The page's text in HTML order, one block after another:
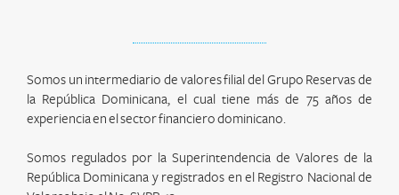
Somos un intermediario de valores filial del Grupo Reservas de
la República Dominicana, el cual tiene más de 75 años de
experiencia en el sector financiero dominicano.
Somos regulados por la Superintendencia de Valores de la
República Dominicana y registrados en el Registro Nacional de